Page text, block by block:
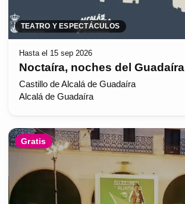
TEATRO Y ESPECTÁCULOS
Hasta el 15 sep 2026
Noctaíra, noches del Guadaíra
Castillo de Alcalá de Guadaíra
Alcalá de Guadaíra
Gratis